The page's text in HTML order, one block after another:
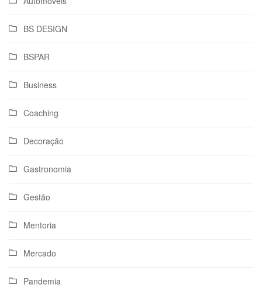
BS DESIGN
BSPAR
Business
Coaching
Decoração
Gastronomia
Gestão
Mentoria
Mercado
Pandemia